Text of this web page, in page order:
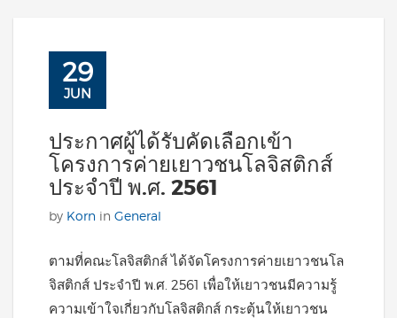
29
JUN
ประกาศผู้ได้รับคัดเลือกเข้า
โครงการค่ายเยาวชนโลจิสติกส์
ประจำปี พ.ศ. 2561
by Korn in General
ตามที่คณะโลจิสติกส์ ได้จัดโครงการค่ายเยาวชนโล
จิสติกส์ ประจำปี พ.ศ. 2561 เพื่อให้เยาวชนมีความรู้
ความเข้าใจเกี่ยวกับโลจิสติกส์ กระตุ้นให้เยาวชน